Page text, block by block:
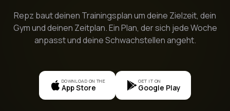
Repz baut deinen Trainingsplan um deine Zielzeit, dein
Gym und deinen Zeitplan. Ein Plan, der sich jede Woche
anpasst und deine Schwachstellen angeht.
DOWNLOAD ON THE
App Store
GET IT ON
Google Play